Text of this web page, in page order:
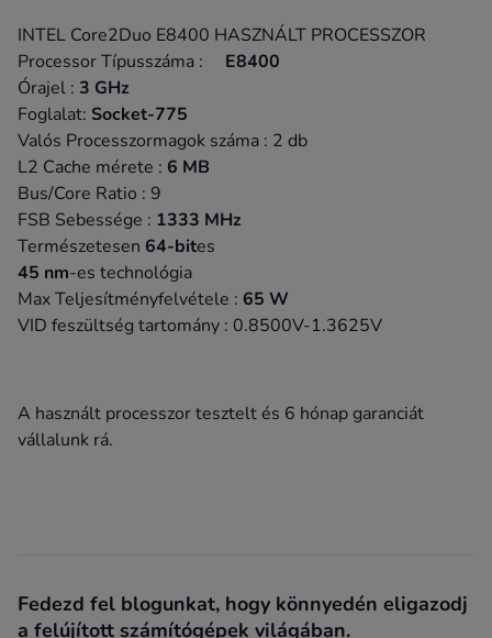
INTEL Core2Duo E8400 HASZNÁLT PROCESSZOR
Processor Típusszáma : E8400
Órajel : 3 GHz
Foglalat: Socket-775
Valós Processzormagok száma : 2 db
L2 Cache mérete : 6 MB
Bus/Core Ratio : 9
FSB Sebessége : 1333 MHz
Természetesen 64-bites
45 nm-es technológia
Max Teljesítményfelvétele : 65 W
VID feszültség tartomány : 0.8500V-1.3625V
A használt processzor tesztelt és 6 hónap garanciát
vállalunk rá.
Fedezd fel blogunkat, hogy könnyedén eligazodj
a felújított számítógépek világában.